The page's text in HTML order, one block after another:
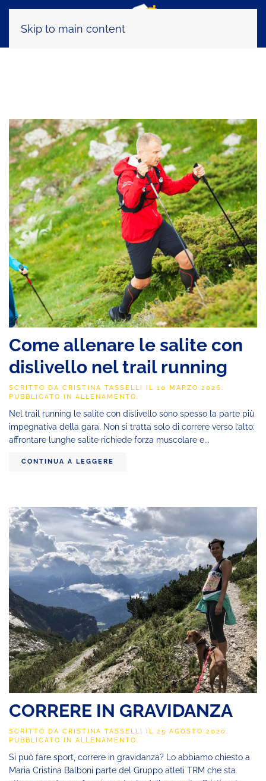
Skip to main content
Come allenare le salite con
dislivello nel trail running
SCRITTO DA CRISTINA TASSELLI IL 10 MARZO 2026 .
PUBBLICATO IN ALLENAMENTO .
Nel trail running le salite con dislivello sono spesso la parte più
impegnativa della gara. Non si tratta solo di correre verso l’alto:
affrontare lunghe salite richiede forza muscolare e...
CONTINUA A LEGGERE
CORRERE IN GRAVIDANZA
SCRITTO DA CRISTINA TASSELLI IL 25 AGOSTO 2020.
PUBBLICATO IN ALLENAMENTO.
Si può fare sport, correre in gravidanza? Lo abbiamo chiesto a
Maria Cristina Balboni parte del Gruppo atleti TRM che sta